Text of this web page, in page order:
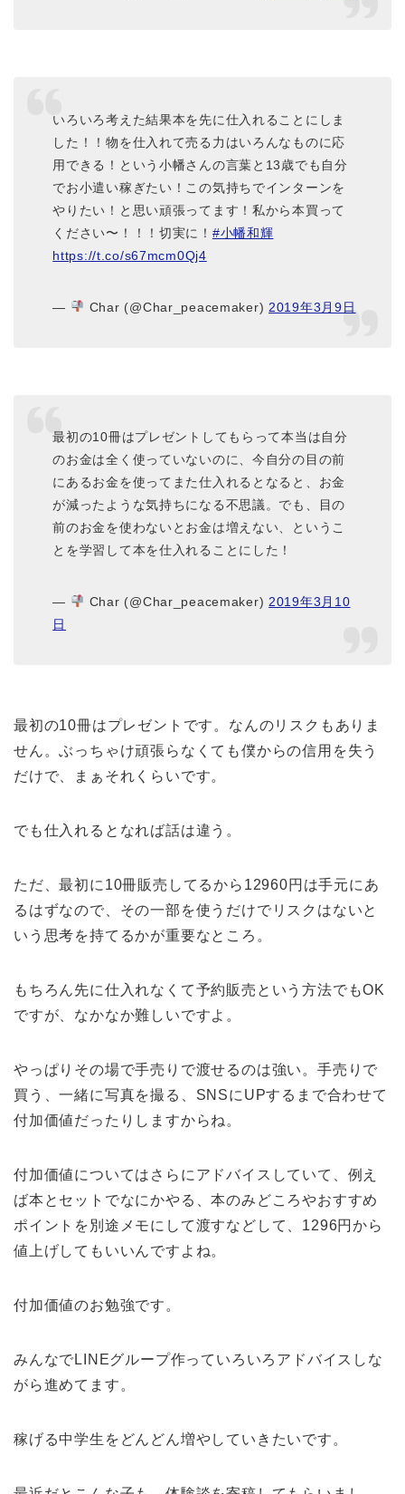
いろいろ考えた結果本を先に仕入れることにしま
した！！物を仕入れて売る力はいろんなものに応
用できる！という小幡さんの言葉と13歳でも自分
でお小遣い稼ぎたい！この気持ちでインターンを
やりたい！と思い頑張ってます！私から本買って
ください〜！！！切実に！ #小幡和輝
https://t.co/s67mcm0Qj4
— Char (@Char_peacemaker) 2019年3月9日
最初の10冊はプレゼントしてもらって本当は自分
のお金は全く使っていないのに、今自分の目の前
にあるお金を使ってまた仕入れるとなると、お金
が減ったような気持ちになる不思議。でも、目の
前のお金を使わないとお金は増えない、というこ
とを学習して本を仕入れることにした！
— Char (@Char_peacemaker)2019年3月10
日
最初の10冊はプレゼントです。なんのリスクもありま
せん。ぶっちゃけ頑張らなくても僕からの信用を失う
だけで、まぁそれくらいです。
でも仕入れるとなれば話は違う。
ただ、最初に10冊販売してるから12960円は手元にあ
るはずなので、その一部を使うだけでリスクはないと
いう思考を持てるかが重要なところ。
もちろん先に仕入れなくて予約販売という方法でもOK
ですが、なかなか難しいですよ。
やっぱりその場で手売りで渡せるのは強い。手売りで
買う、一緒に写真を撮る、SNSにUPするまで合わせて
付加価値だったりしますからね。
付加価値についてはさらにアドバイスしていて、例え
ば本とセットでなにかやる、本のみどころやおすすめ
ポイントを別途メモにして渡すなどして、1296円から
値上げしてもいいんですよね。
付加価値のお勉強です。
みんなでLINEグループ作っていろいろアドバイスしな
がら進めてます。
稼げる中学生をどんどん増やしていきたいです。